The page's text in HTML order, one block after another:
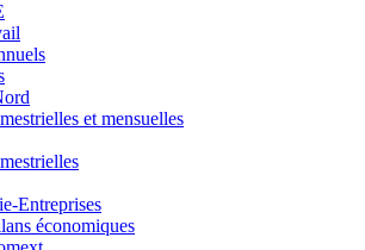
et mensuelles
Entreprises
économiques